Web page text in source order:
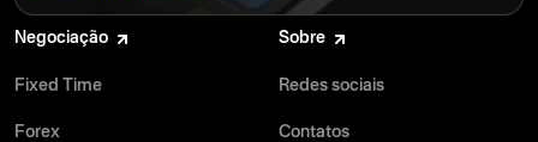
Negociação
Fixed Time
Forex
Sobre
Redes sociais
Contatos